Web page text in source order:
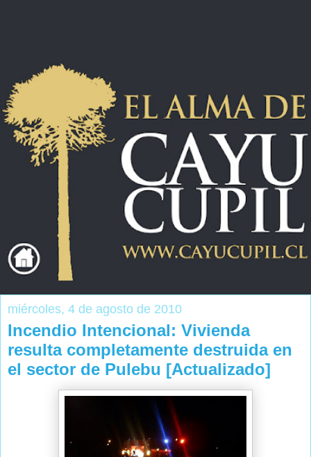
miércoles, 4 de agosto de 2010
Incendio Intencional: Vivienda
resulta completamente destruida en
el sector de Pulebu [Actualizado]